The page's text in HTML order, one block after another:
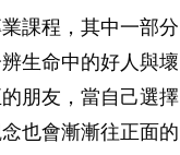
課程，其中一部分
生命中的好人與壞
朋友，當自己選擇
也會漸漸往正面的